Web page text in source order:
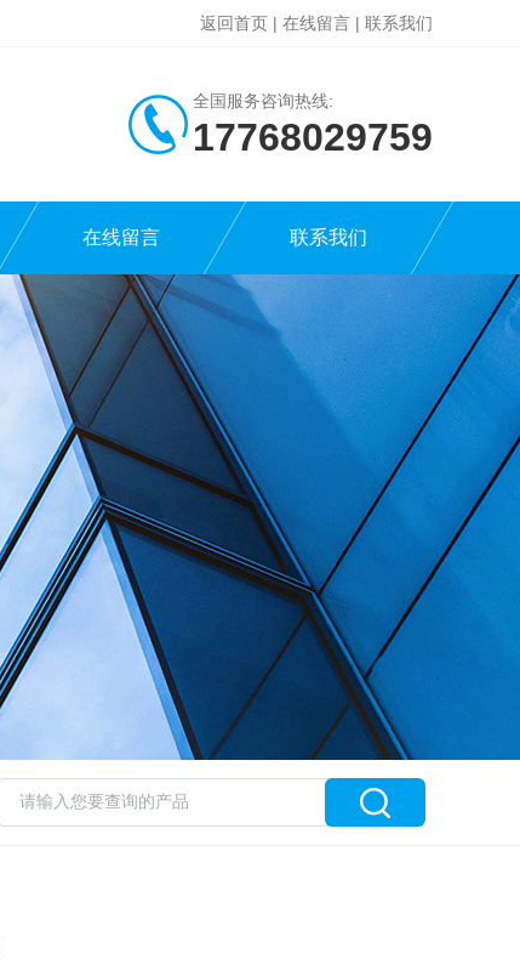
返回首页 | 在线留言 | 联系我们
全国服务咨询热线:
17768029759
在线留言 联系我们